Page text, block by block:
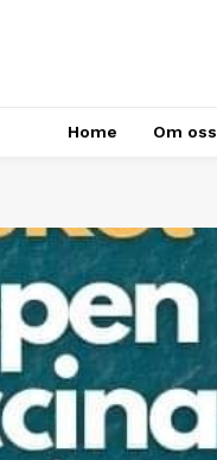
Home Om oss